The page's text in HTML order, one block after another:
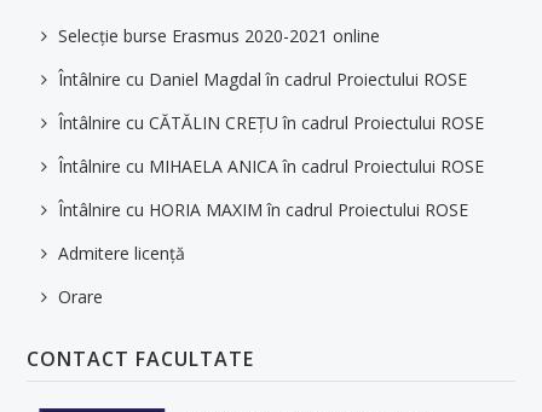
Selecție burse Erasmus 2020-2021 online
Întâlnire cu Daniel Magdal în cadrul Proiectului ROSE
Întâlnire cu CĂTĂLIN CREȚU în cadrul Proiectului ROSE
Întâlnire cu MIHAELA ANICA în cadrul Proiectului ROSE
Întâlnire cu HORIA MAXIM în cadrul Proiectului ROSE
Admitere licență
Orare
CONTACT FACULTATE